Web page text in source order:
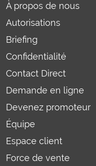
À propos de nous
Autorisations
Briefing
Confidentialité
Contact Direct
Demande en ligne
Devenez promoteur
Équipe
Espace client
Force de vente